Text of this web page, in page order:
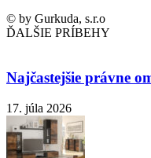
© by Gurkuda, s.r.o
ĎALŠIE PRÍBEHY
Najčastejšie právne
17. júla 2026